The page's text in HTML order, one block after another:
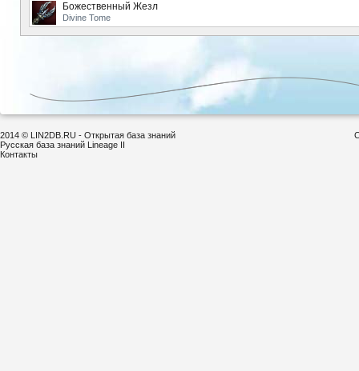
Божественный Жезл
Divine Tome
2014 © LIN2DB.RU - Открытая база знаний
Русская база знаний Lineage II
Контакты